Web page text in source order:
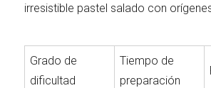
irresistible pastel salado con
Grado de
dificultad
Tiempo de
preparación